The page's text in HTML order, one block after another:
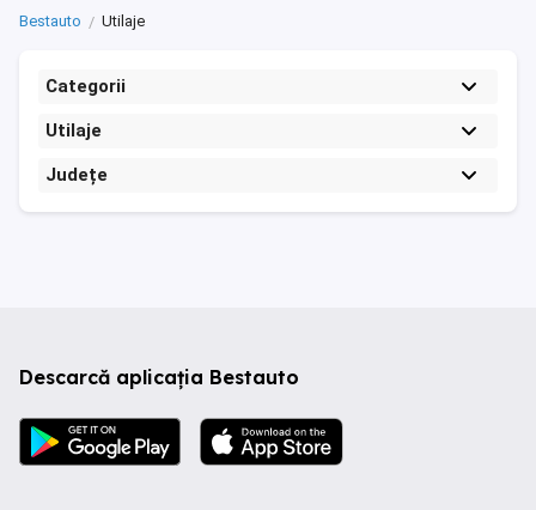
Bestauto Utilaje
Categorii
Utilaje
Județe
Descarcă aplicația Bestauto